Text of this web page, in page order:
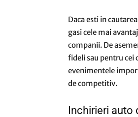
Daca esti in
gasi cele mai
companii. De
fideli sau pentru cei
evenimentele
de competitiv.
Inchirieri auto